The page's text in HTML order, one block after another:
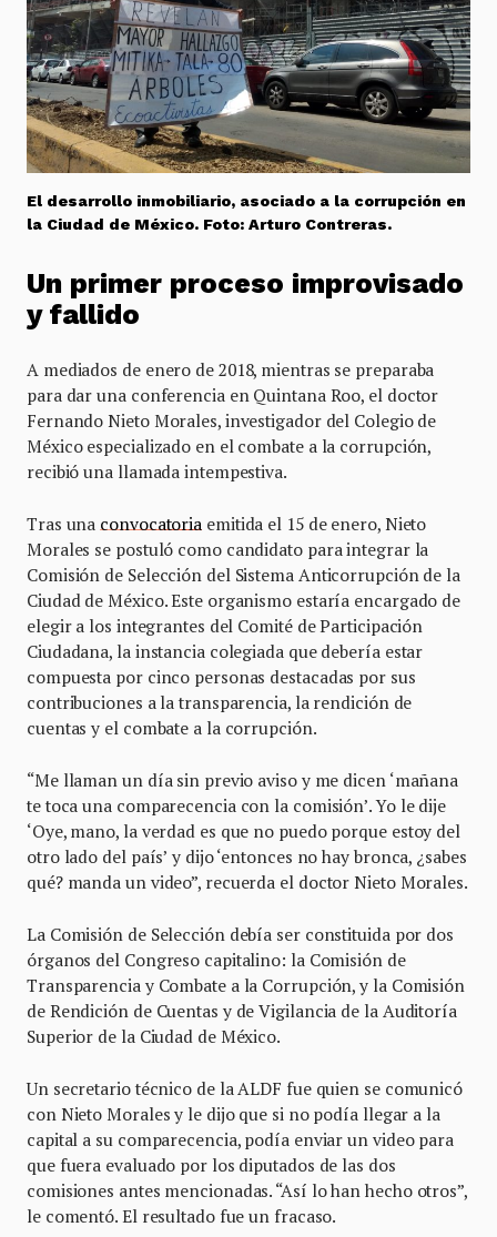
El desarrollo inmobiliario, asociado a la corrupción en
la Ciudad de México. Foto: Arturo Contreras.
Un primer proceso improvisado
y fallido
A mediados de enero de 2018, mientras se preparaba
para dar una conferencia en Quintana Roo, el doctor
Fernando Nieto Morales, investigador del Colegio de
México especializado en el combate a la corrupción,
recibió una llamada intempestiva.
Tras una convocatoria emitida el 15 de enero, Nieto
Morales se postuló como candidato para integrar la
Comisión de Selección del Sistema Anticorrupción de la
Ciudad de México. Este organismo estaría encargado de
elegir a los integrantes del Comité de Participación
Ciudadana, la instancia colegiada que debería estar
compuesta por cinco personas destacadas por sus
contribuciones a la transparencia, la rendición de
cuentas y el combate a la corrupción.
“Me llaman un día sin previo aviso y me dicen ‘mañana
te toca una comparecencia con la comisión’. Yo le dije
‘Oye, mano, la verdad es que no puedo porque estoy del
otro lado del país’ y dijo ‘entonces no hay bronca, ¿sabes
qué? manda un video”, recuerda el doctor Nieto Morales.
La Comisión de Selección debía ser constituida por dos
órganos del Congreso capitalino: la Comisión de
Transparencia y Combate a la Corrupción, y la Comisión
de Rendición de Cuentas y de Vigilancia de la Auditoría
Superior de la Ciudad de México.
Un secretario técnico de la ALDF fue quien se comunicó
con Nieto Morales y le dijo que si no podía llegar a la
capital a su comparecencia, podía enviar un video para
que fuera evaluado por los diputados de las dos
comisiones antes mencionadas. “Así lo han hecho otros”,
le comentó. El resultado fue un fracaso.